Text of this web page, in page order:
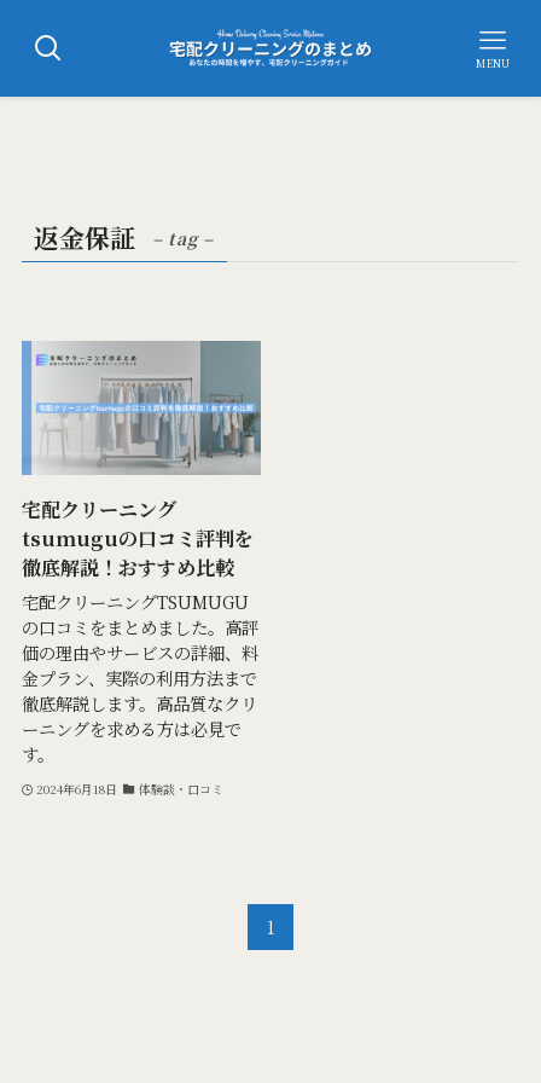
MENU
返金保証 – tag –
宅配クリーニング
tsumuguの口コミ評判を
徹底解説！おすすめ比較
宅配クリーニングTSUMUGU
の口コミをまとめました。高評
価の理由やサービスの詳細、料
金プラン、実際の利用方法まで
徹底解説します。高品質なクリ
ーニングを求める方は必見で
す。
2024年6月18日 体験談・口コミ
1